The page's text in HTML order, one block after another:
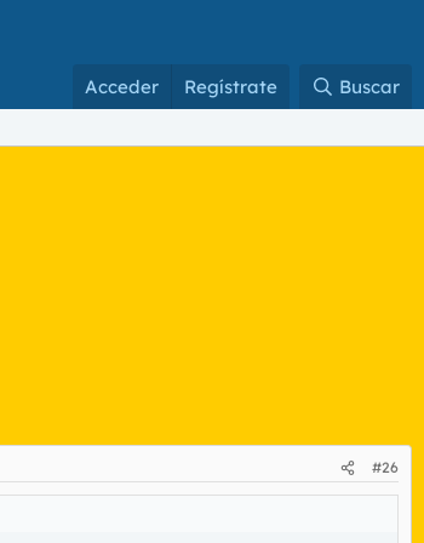
Acceder Regístrate Buscar
#26